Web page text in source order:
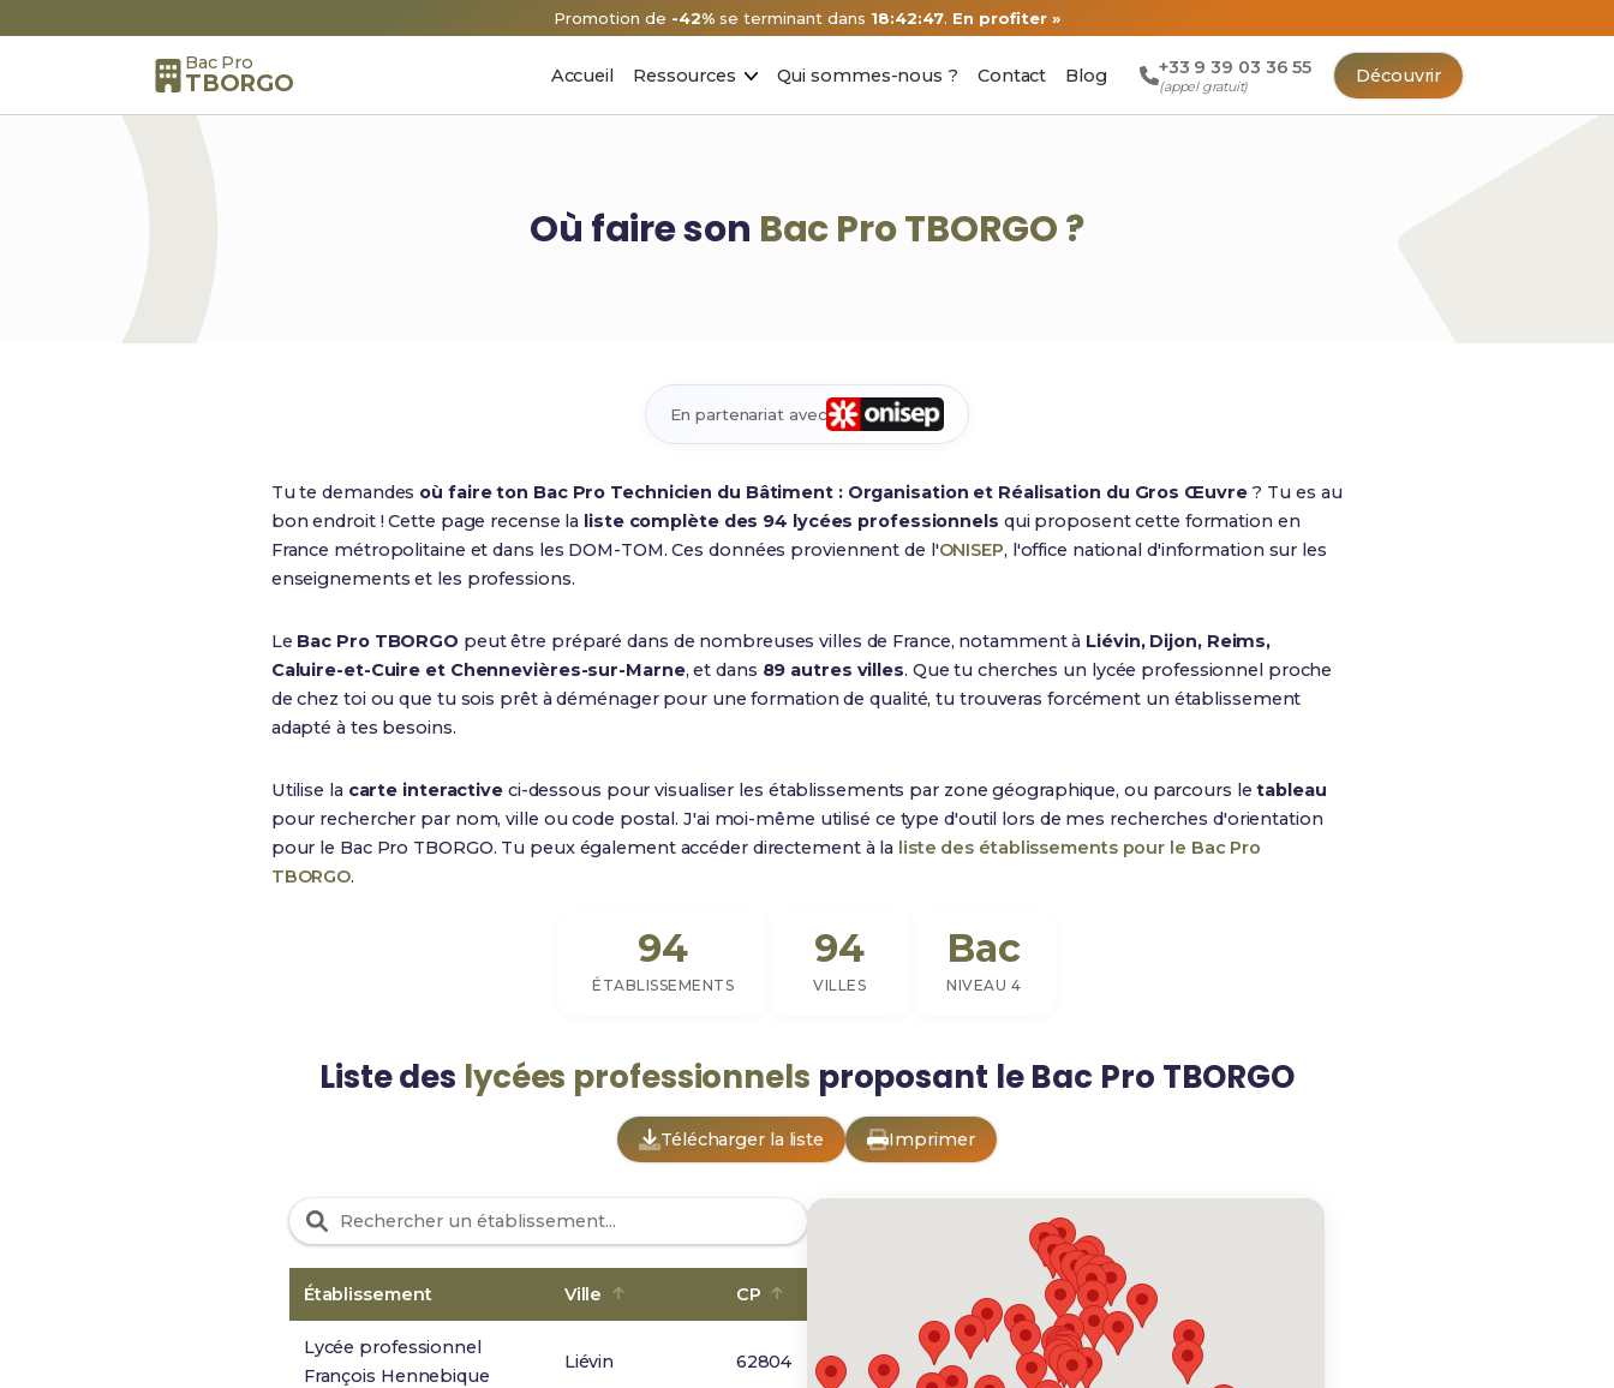
Promotion de -42%se terminant dans 18:42:46. En profiter »
Bac Pro
TBORGO Accueil Ressources Qui sommes-nous ? Contact Blog +33 9 39 03 36 55
(appel gratuit)
Découvrir
Où faire son Bac Pro TBORGO ?
En partenariat avec
Tu te demandes où faire ton Bac Pro Technicien du Bâtiment : Organisation et Réalisation du Gros Œuvre? Tu es au
bon endroit ! Cette page recense la liste complète des 94 lycées professionnels qui proposent cette formation en
France métropolitaine et dans les DOM-TOM. Ces données proviennent de l'ONISEP, l'office national d'information sur les
enseignements et les professions.
Le Bac Pro TBORGO peut être préparé dans de nombreuses villes de France, notamment à Liévin, Dijon, Reims,
Caluire-et-Cuire et Chennevières-sur-Marne, et dans 89 autres villes. Que tu cherches un lycée professionnel proche
de chez toi ou que tu sois prêt à déménager pour une formation de qualité, tu trouveras forcément un établissement
adapté à tes besoins.
Utilise la carte interactiveci-dessous pour visualiser les établissements par zone géographique, ou parcours letableau
pour rechercher par nom, ville ou code postal. J'ai moi-même utilisé ce type d'outil lors de mes recherches d'orientation
pour le Bac Pro TBORGO. Tu peux également accéder directement à la liste des établissements pour le Bac Pro
TBORGO.
94
ÉTABLISSEMENTS
94
VILLES
Bac
NIVEAU 4
Liste des lycées professionnels proposant le Bac Pro TBORGO
Télécharger la liste Imprimer
Établissement Ville CP
Lycée professionnel
François Hennebique
Liévin 62804